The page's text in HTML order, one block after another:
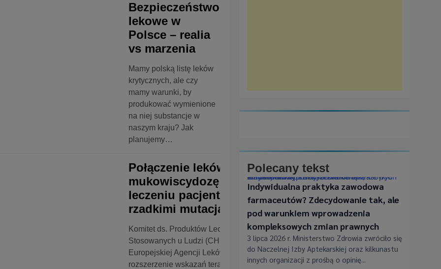
Bezpieczeństwo
lekowe w
Polsce – realia
vs marzenia
Mamy polską listę leków
krytycznych, ale czy
mamy warunki, by
produkować wymienione
na niej substancje w
naszym kraju? Jak
planujemy…
Połączenie leków na
mukowiscydozę w
leczeniu pacjentów z
rzadkimi mutacjami
Komitet ds. Produktów Leczniczych
Stosowanych u Ludzi (CHMP)
Europejskiej Agencji Leków zalecił
rozszerzenie wskazań terapeutycznych
Polecany tekst
Indywidualna praktyka zawodowa farmaceutów? Zdecydowanie tak, ale pod warunkiem wprowadzenia kompleksowych zmian prawnych
Indywidualna praktyka zawodowa
farmaceutów? Zdecydowanie tak, ale
pod warunkiem wprowadzenia
kompleksowych zmian prawnych
3 lipca 2026 r. Ministerstwo Zdrowia zwróciło się
do Naczelnej Izby Aptekarskiej oraz kilkunastu
innych organizacji z prośbą o opinię...